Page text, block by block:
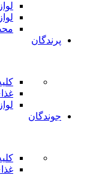
پرندگان
جوندگان